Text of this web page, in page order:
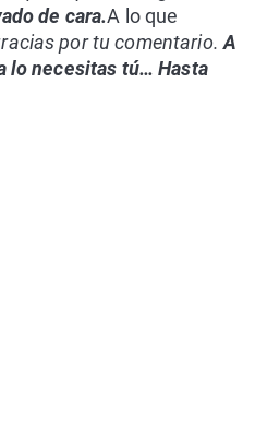
de cara.A lo que
por tu comentario. A
lo necesitas tú… Hasta